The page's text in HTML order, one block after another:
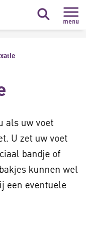
menu
als uw voet
U zet uw voet
bandje of
kunnen wel
een eventuele